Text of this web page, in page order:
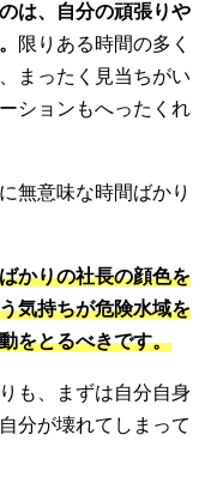
は、自分の頑張りや
限りある時間の多く
まったく見当ちがい
ションもへったくれ
無意味な時間ばかり
かりの社長の顔色を
気持ちが危険水域を
をとるべきです。
も、まずは自分自身
分が壊れてしまって